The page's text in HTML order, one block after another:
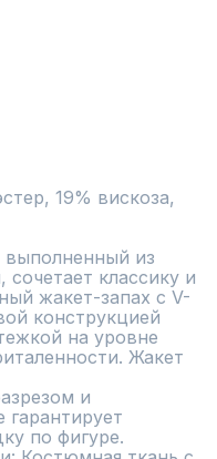
19% вискоза,
из
классику и
жакет-запах с V-
конструкцией
на уровне
Жакет
и
гарантирует
по фигуре.